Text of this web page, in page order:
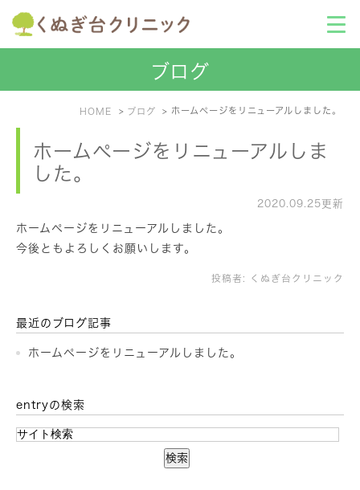
ブログ
HOME ブログ ホームページをリニューアルしました。
ホームページをリニューアルしま
した。
2020.09.25更新
ホームページをリニューアルしました。
今後ともよろしくお願いします。
投稿者: くぬぎ台クリニック
最近のブログ記事
ホームページをリニューアルしました。
entryの検索